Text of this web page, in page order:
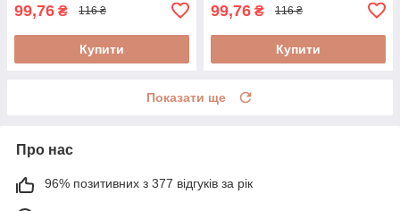
99,76 ₴ 116 ₴
Купити
99,76 ₴ 116 ₴
Купити
Показати ще
Про нас
96% позитивних з 377 відгуків за рік